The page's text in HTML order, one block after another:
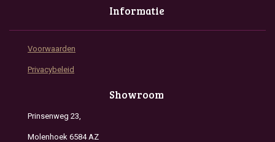
Informatie
Voorwaarden
Privacybeleid
Showroom
Prinsenweg 23,
Molenhoek 6584 AZ